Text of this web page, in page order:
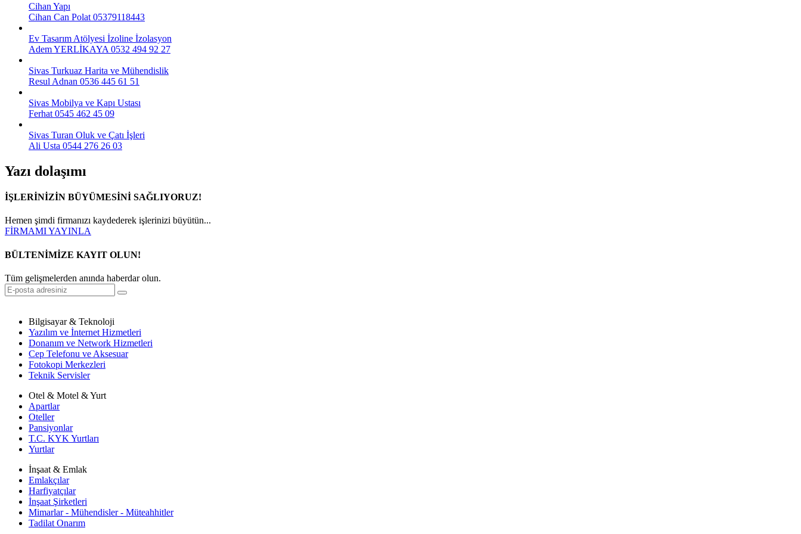
Cihan Yapı
Cihan Can Polat 05379118443
Ev Tasarım Atölyesi İzoline İzolasyon
Adem YERLİKAYA 0532 494 92 27
Sivas Turkuaz Harita ve Mühendislik
Resul Adnan 0536 445 61 51
Sivas Mobilya ve Kapı Ustası
Ferhat 0545 462 45 09
Sivas Turan Oluk ve Çatı İşleri
Ali Usta 0544 276 26 03
Yazı dolaşımı
İŞLERİNİZİN BÜYÜMESİNİ SAĞLIYORUZ!
Hemen şimdi firmanızı kaydederek işlerinizi büyütün...
FİRMAMI YAYINLA
BÜLTENİMİZE KAYIT OLUN!
Tüm gelişmelerden anında haberdar olun.
Bilgisayar & Teknoloji
Yazılım ve İnternet Hizmetleri
Donanım ve Network Hizmetleri
Cep Telefonu ve Aksesuar
Fotokopi Merkezleri
Teknik Servisler
Otel & Motel & Yurt
Apartlar
Oteller
Pansiyonlar
T.C. KYK Yurtları
Yurtlar
İnşaat & Emlak
Emlakçılar
Harfiyatçılar
İnşaat Şirketleri
Mimarlar - Mühendisler - Müteahhitler
Tadilat Onarım